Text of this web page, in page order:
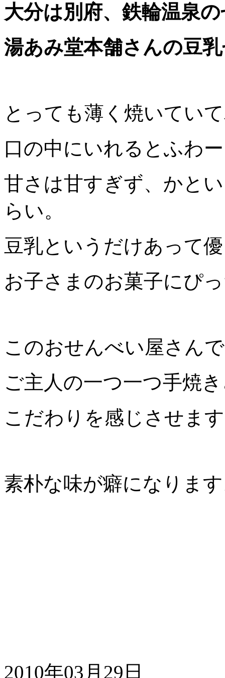
大分は別府、鉄輪温泉
湯あみ堂本舗さんの豆
とっても薄く焼いてい
口の中にいれるとふわ
甘さは甘すぎず、かと
らい。
豆乳というだけあって
お子さまのお菓子にぴ
このおせんべい屋さん
ご主人の一つ一つ手焼
こだわりを感じさせま
素朴な味が癖になりま
2010年03月29日